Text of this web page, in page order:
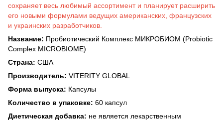
сохраняет весь любимый ассортимент и планирует расширить
его новыми формулами ведущих американских, французских
и украинских разработчиков.
Название: Пробиотический Комплекс МИКРОБИОМ (Probiotic
Complex MICROBIOME)
Страна: США
Производитель: VITERITY GLOBAL
Форма выпуска: Капсулы
Количество в упаковке: 60 капсул
Диетическая добавка: не является лекарственным